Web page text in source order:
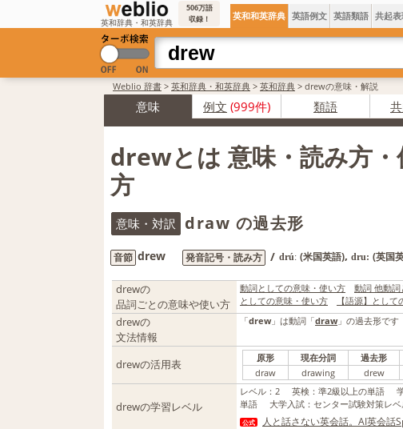
英和辞典・和英辞典
506万語
収録！
英和和英辞典 英語例文 英語類語 共起
Weblio 辞書 > 英和辞典・和英辞典 > 英和辞典 > drewの意味・解説
意味 例文 (999件) 類語
drewとは 意味・読み方・
方
意味・対訳 draw の過去形
音節 drew 発音記号・読み方 / drúː (米国英語), dru: (英国
drewの
品詞ごとの意味や使い方
動詞としての意味・使い方 動詞 他動
としての意味・使い方
【語源】とし
drewの
文法情報
「drew」は動詞「draw」の過去形です
drewの活用表 原形 現在分詞 過去形
draw
drawing drew
drewの学習レベル
レベル ： 2 英検 ： 準2級以上の単語
単語
大学入試 ： センター試験対策レ
公式 人と話さない英会話。AI英会話